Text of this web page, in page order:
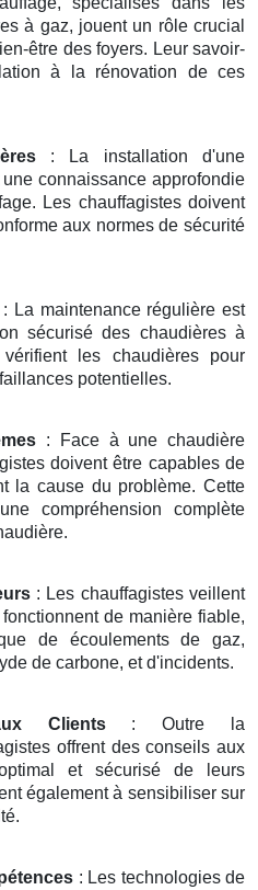
à gaz, jouent un rôle crucial
être des foyers. Leur savoir-
à la rénovation de ces
: La installation d'une
connaissance approfondie
Les chauffagistes doivent
aux normes de sécurité
: La maintenance régulière est
sécurisé des chaudières à
les chaudières pour
potentielles.
: Face à une chaudière
doivent être capables de
la cause du problème. Cette
compréhension complète
: Les chauffagistes veillent
de manière fiable,
de écoulements de gaz,
de carbone, et d'incidents.
Clients: Outre la
offrent des conseils aux
et sécurisé de leurs
également à sensibiliser sur
: Les technologies de